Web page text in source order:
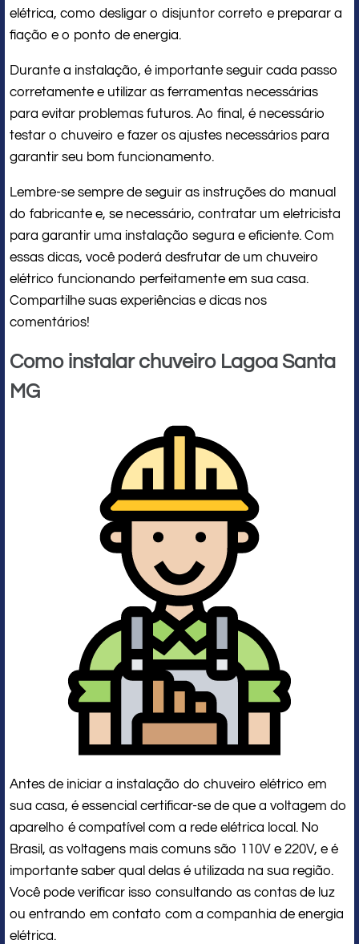
elétrica, como desligar o disjuntor correto e preparar a
fiação e o ponto de energia.
Durante a instalação, é importante seguir cada passo
corretamente e utilizar as ferramentas necessárias
para evitar problemas futuros. Ao final, é necessário
testar o chuveiro e fazer os ajustes necessários para
garantir seu bom funcionamento.
Lembre-se sempre de seguir as instruções do manual
do fabricante e, se necessário, contratar um eletricista
para garantir uma instalação segura e eficiente. Com
essas dicas, você poderá desfrutar de um chuveiro
elétrico funcionando perfeitamente em sua casa.
Compartilhe suas experiências e dicas nos
comentários!
Como instalar chuveiro Lagoa Santa
MG
Antes de iniciar a instalação do chuveiro elétrico em
sua casa, é essencial certificar-se de que a voltagem do
aparelho é compatível com a rede elétrica local. No
Brasil, as voltagens mais comuns são 110V e 220V, e é
importante saber qual delas é utilizada na sua região.
Você pode verificar isso consultando as contas de luz
ou entrando em contato com a companhia de energia
elétrica.